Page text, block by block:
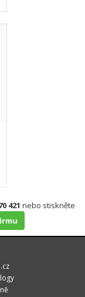
421 nebo stiskněte